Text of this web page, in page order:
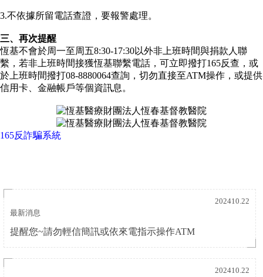
3.不依據所留電話查證，要報警處理。
三、再次提醒
恆基不會於周一至周五8:30-17:30以外非上班時間與捐款人聯
繫，若非上班時間接獲恆基聯繫電話，可立即撥打165反查，或
於上班時間撥打08-8880064查詢，切勿直接至ATM操作，或提供
信用卡、金融帳戶等個資訊息。
165反詐騙系統
202410.22
最新消息
提醒您~請勿輕信簡訊或依來電指示操作ATM
202410.22